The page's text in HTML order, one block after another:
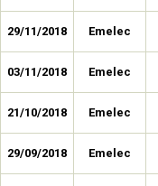
29/11/2018 Emelec
03/11/2018 Emelec
21/10/2018 Emelec
29/09/2018 Emelec